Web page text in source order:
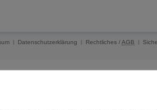
Datenschutzerklärung Rechtliches /AGB